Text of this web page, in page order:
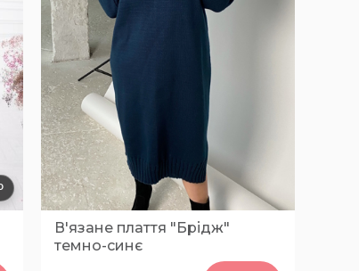
В'язане плаття "Брідж"
темно-синє